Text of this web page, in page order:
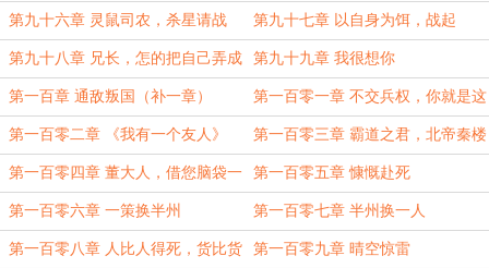
么
第九十六章 灵鼠司农，杀星请战 第九十七章 以自身为饵，战起
第九十八章 兄长，怎的把自己弄成
这般模样了？
第九十九章 我很想你
第一百章 通敌叛国（补一章） 第一百零一章 不交兵权，你就是这
北境的王！
第一百零二章 《我有一个友人》 第一百零三章 霸道之君，北帝秦楼
第一百零四章 董大人，借您脑袋一
用
第一百零五章 慷慨赴死
第一百零六章 一策换半州 第一百零七章 半州换一人
第一百零八章 人比人得死，货比货 第一百零九章 晴空惊雷